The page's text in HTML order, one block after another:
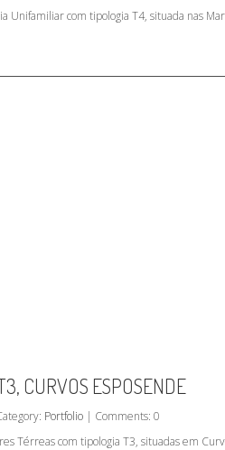
Unifamiliar com tipologia T4, situada nas
CURVOS ESPOSENDE
Portfolio | Comments: 0
Térreas com tipologia T3, situadas em